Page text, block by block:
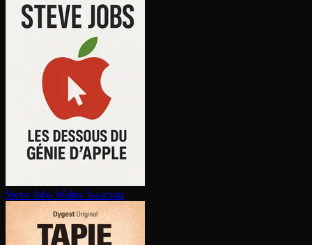
Steve Jobs Walter Isaacson